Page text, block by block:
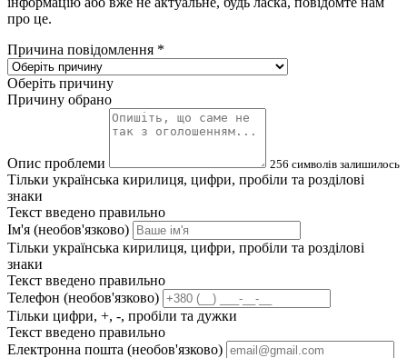
про це.
Причина повідомлення *
Оберіть причину
Причину обрано
Опис проблеми 256 символів залишилось
Тільки українська кирилиця, цифри, пробіли та розділові
знаки
Текст введено правильно
Ім'я (необов'язково)
Тільки українська кирилиця, цифри, пробіли та розділові
знаки
Текст введено правильно
Телефон (необов'язково)
Тільки цифри, +, -, пробіли та дужки
Текст введено правильно
Електронна пошта (необов'язково)